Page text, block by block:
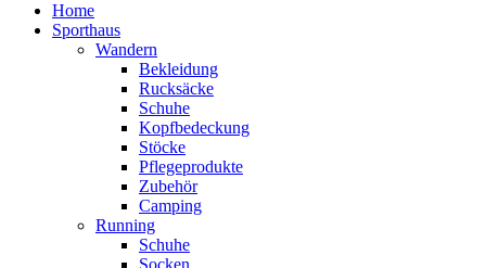
Home
Sporthaus
Wandern
Bekleidung
Rucksäcke
Schuhe
Kopfbedeckung
Stöcke
Pflegeprodukte
Zubehör
Camping
Running
Schuhe